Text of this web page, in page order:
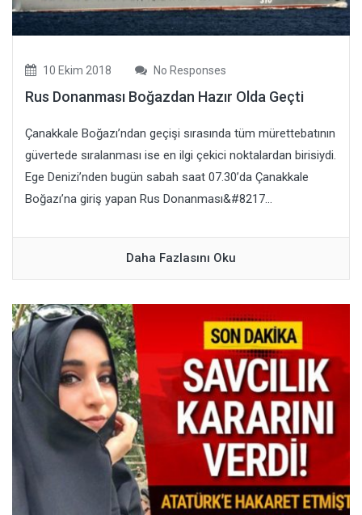
10 Ekim 2018 No Responses
Rus Donanması Boğazdan Hazır Olda Geçti
Çanakkale Boğazı’ndan geçişi sırasında tüm mürettebatının
güvertede sıralanması ise en ilgi çekici noktalardan birisiydi.
Ege Denizi’nden bugün sabah saat 07.30’da Çanakkale
Boğazı’na giriş yapan Rus Donanması&#8217...
Daha Fazlasını Oku